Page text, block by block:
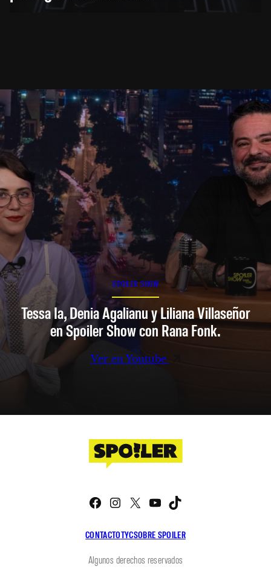
SPOILER SHOW
Tessa Ia, Denia Agalianu y Liliana Villaseñor
en Spoiler Show con Rana Fonk.
Ver en Youtube
CONTACTOTYCSOBRE SPOILER
Facebook
Instagram
X YouTube
Algunos derechos reservados